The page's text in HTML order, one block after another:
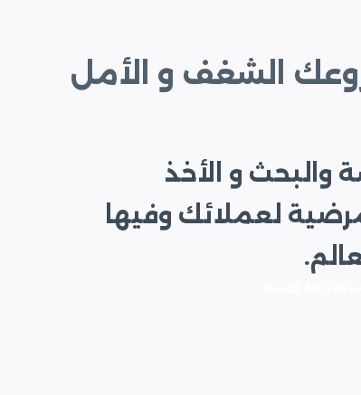
الشغف و الأمل
والبحث و الأخذ
لعملائك وفيها